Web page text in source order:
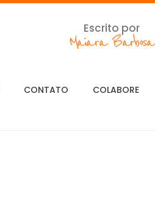
Escrito por
Maiara Barbosa
CONTATO COLABORE